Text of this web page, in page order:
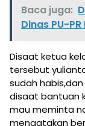
Baca juga:
Dinas PU-
Disaat ketua
tersebut
sudah
disaat bantuan
mau meminta
mengatakan